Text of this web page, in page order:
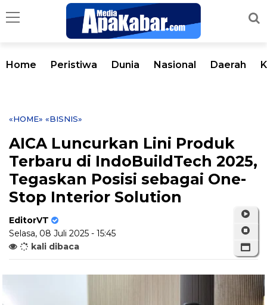
Home Peristiwa Dunia Nasional Daerah
«HOME» «BISNIS»
AICA Luncurkan Lini Produk
Terbaru di IndoBuildTech 2025,
Tegaskan Posisi sebagai One-
Stop Interior Solution
EditorVT
Selasa, 08 Juli 2025 - 15:45
kali dibaca